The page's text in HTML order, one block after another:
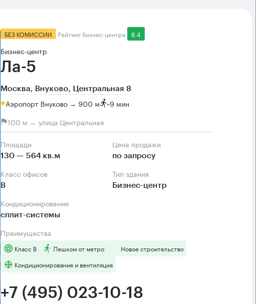
БЕЗ КОМИССИИ Рейтинг бизнес-центра 8.4
Бизнес-центр
Ла-5
Москва, Внуково, Центральная 8
Аэропорт Внуково → 900 м ~9 мин
100 м → улица Центральная
Площади
130 — 564 кв.м
Цена продажи
по запросу
Класс офисов
B
Тип здания
Бизнес-центр
Кондиционирование
сплит-системы
Преимущества
Класс B Пешком от метро
Новое строительство
Кондиционирование и вентиляция
+7 (495) 023-10-18